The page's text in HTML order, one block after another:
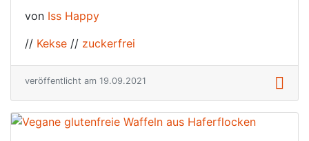
von Iss Happy
// Kekse // zuckerfrei
veröffentlicht am 19.09.2021